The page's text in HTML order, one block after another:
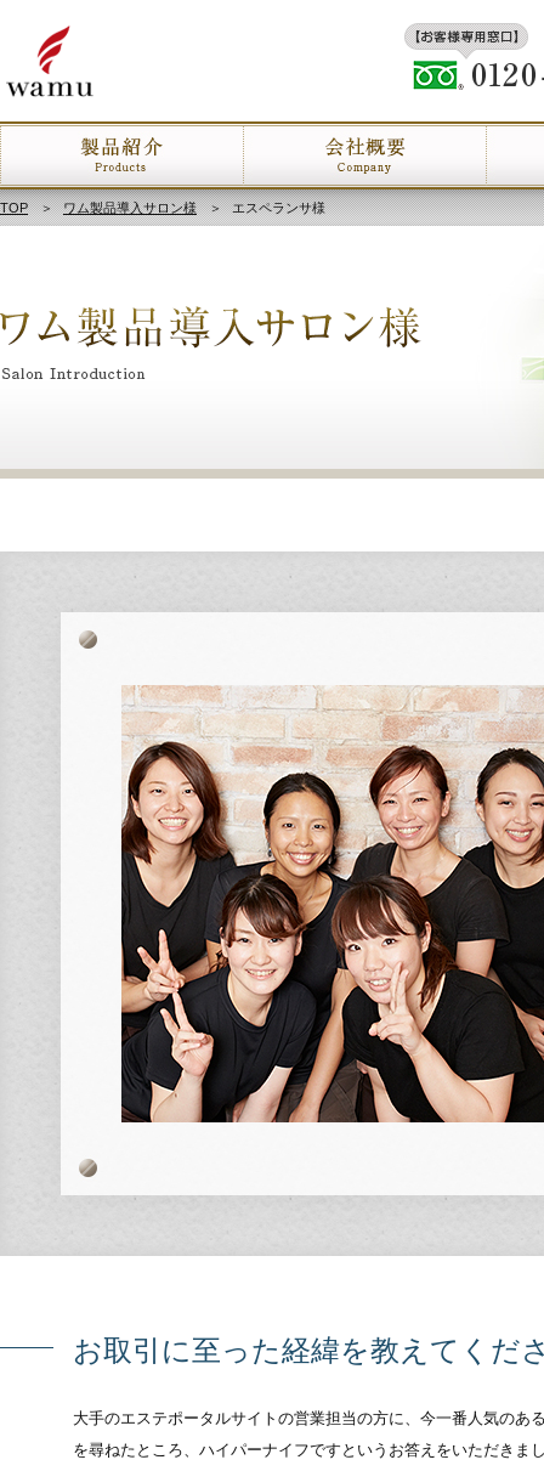
TOP ＞ ワム製品導入サロン様 ＞ エスペランサ様
お取引に至った経緯を教えてくだ
大手のエステポータルサイトの営業担当の方に、今一番人気のあ
を尋ねたところ、ハイパーナイフですというお答えをいただきま